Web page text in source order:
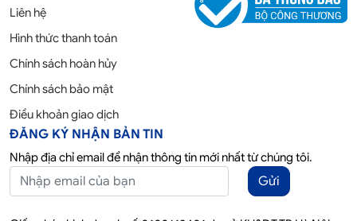
Liên hệ
Hình thức thanh toán
Chính sách hoàn hủy
Chính sách bảo mật
Điều khoản giao dịch
ĐĂNG KÝ NHẬN BẢN TIN
Nhập địa chỉ email để nhận thông tin mới nhất từ chúng tôi.
Gửi